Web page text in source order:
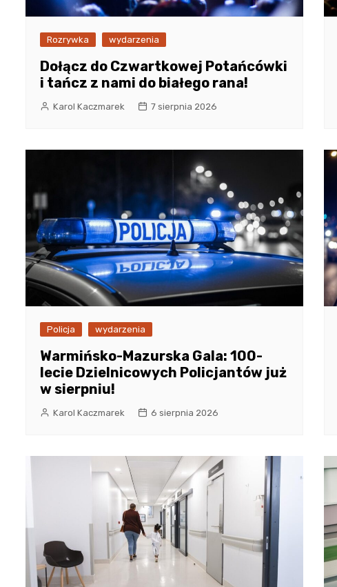
Rozrywka wydarzenia
Dołącz do Czwartkowej Potańcówki
i tańcz z nami do białego rana!
Karol Kaczmarek 7 sierpnia 2026
Policja wydarzenia
Warmińsko-Mazurska Gala: 100-
lecie Dzielnicowych Policjantów już
w sierpniu!
Karol Kaczmarek 6 sierpnia 2026